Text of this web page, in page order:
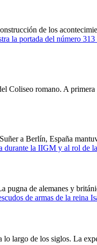
de los
Coliseo romano. A
a Berlín, España
pugna de alemanes y
lo largo de los siglos. La